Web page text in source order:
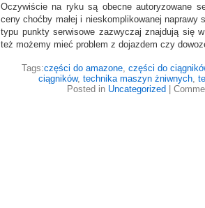
Oczywiście na ryku są obecne autoryzowane
ceny choćby małej i nieskomplikowanej naprawy
typu punkty serwisowe zazwyczaj znajdują się
też możemy mieć problem z dojazdem czy
Tags:części do amazone, części do
ciągników, technika maszyn żniwnych,
Posted in Uncategorized